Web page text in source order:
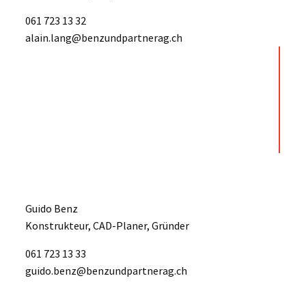
061 723 13 32
alain.lang@benzundpartnerag.ch
Guido Benz
Konstrukteur, CAD-Planer, Gründer
061 723 13 33
guido.benz@benzundpartnerag.ch